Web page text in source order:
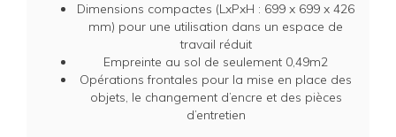
Dimensions compactes (LxPxH : 699 x 699 x 426
mm) pour une utilisation dans un espace de
travail réduit
Empreinte au sol de seulement 0,49m2
Opérations frontales pour la mise en place des
objets, le changement d’encre et des pièces
d’entretien